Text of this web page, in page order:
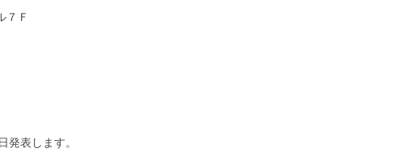
７Ｆ
表します。